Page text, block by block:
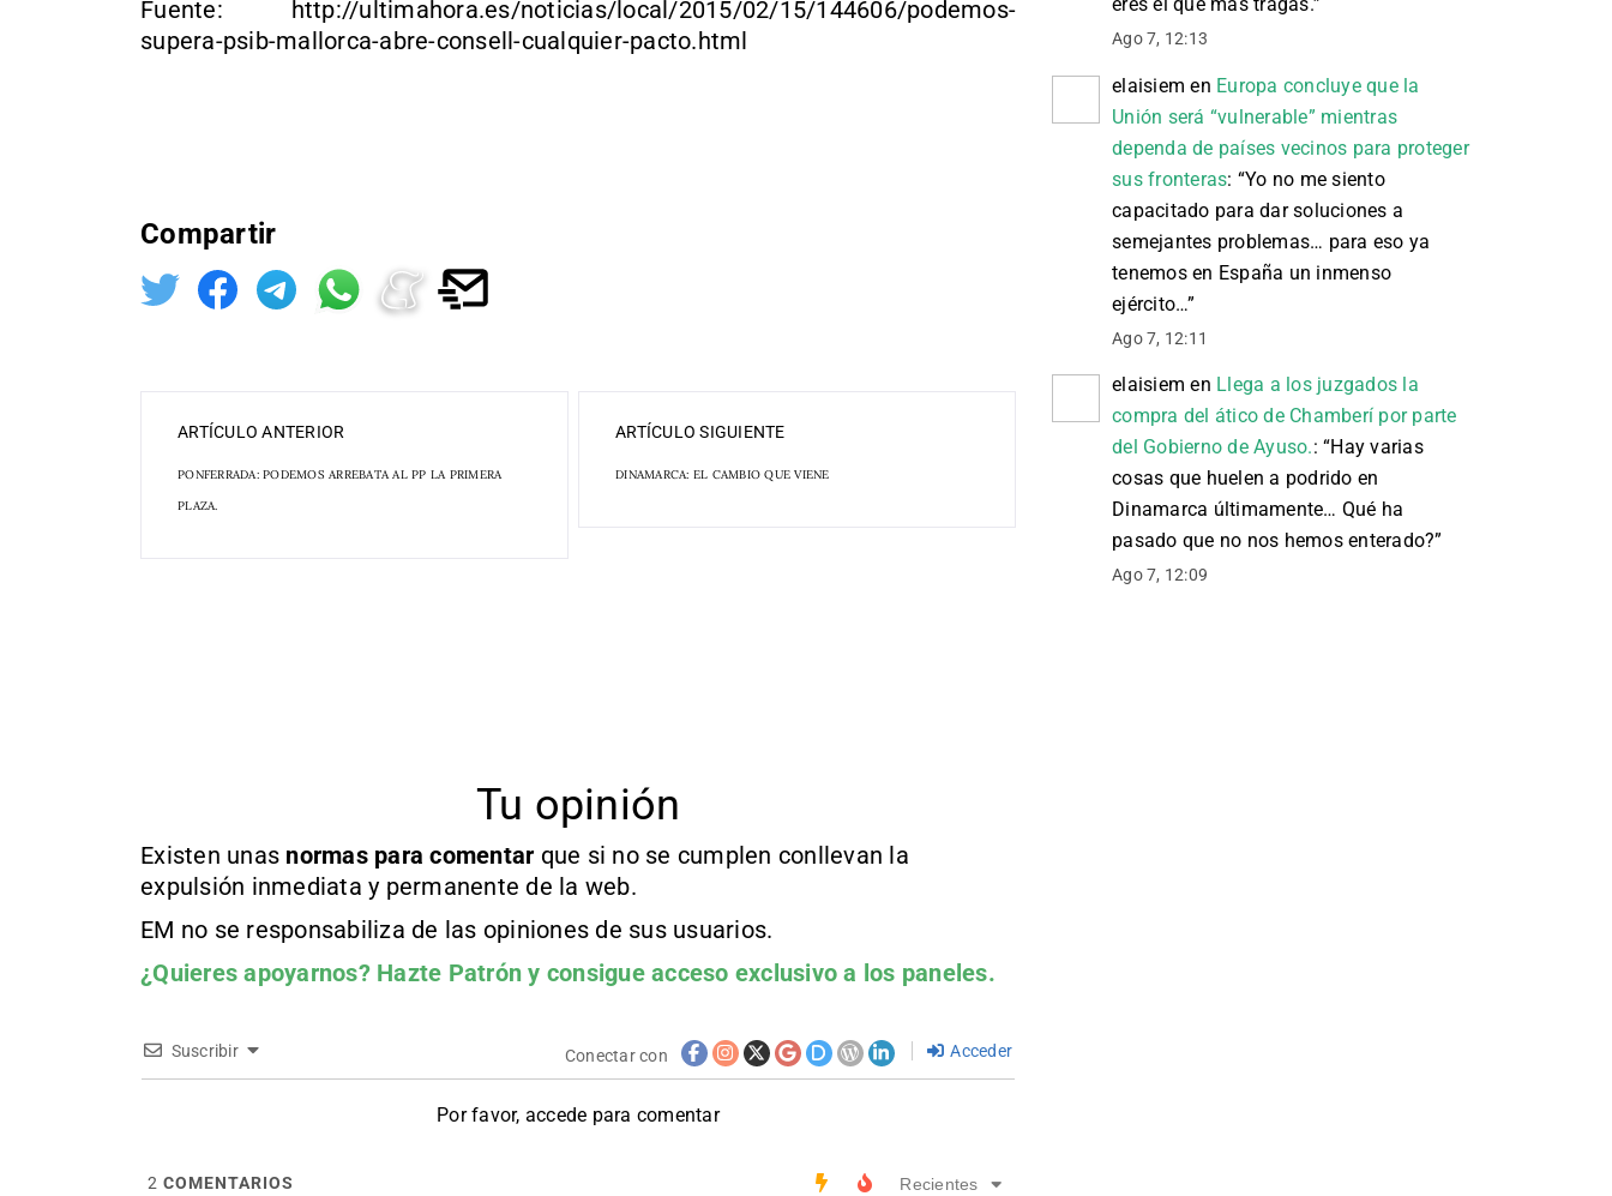
Fuente: http://ultimahora.es/noticias/local/2015/02/15/144606/podemos-
supera-psib-mallorca-abre-consell-cualquier-pacto.html
Compartir
ARTÍCULO ANTERIOR
PONFERRADA: PODEMOS ARREBATA AL PP LA PRIMERA
PLAZA.
ARTÍCULO SIGUIENTE
DINAMARCA: EL CAMBIO QUE VIENE
Tu opinión
Existen unas normas para comentar que si no se cumplen conllevan la
expulsión inmediata y permanente de la web.
EM no se responsabiliza de las opiniones de sus usuarios.
¿Quieres apoyarnos? Hazte Patrón y consigue acceso exclusivo a los paneles.
Suscribir Conectar con Acceder
Por favor, accede para comentar
2 COMENTARIOS Recientes
Ago 7, 12:13
elaisiem en Europa concluye que la
Unión será “vulnerable” mientras
dependa de países vecinos para proteger
sus fronteras: “Yo no me siento
capacitado para dar soluciones a
semejantes problemas… para eso ya
tenemos en España un inmenso
ejército…”
Ago 7, 12:11
elaisiem en Llega a los juzgados la
compra del ático de Chamberí por parte
del Gobierno de Ayuso.: “Hay varias
cosas que huelen a podrido en
Dinamarca últimamente… Qué ha
pasado que no nos hemos enterado?”
Ago 7, 12:09